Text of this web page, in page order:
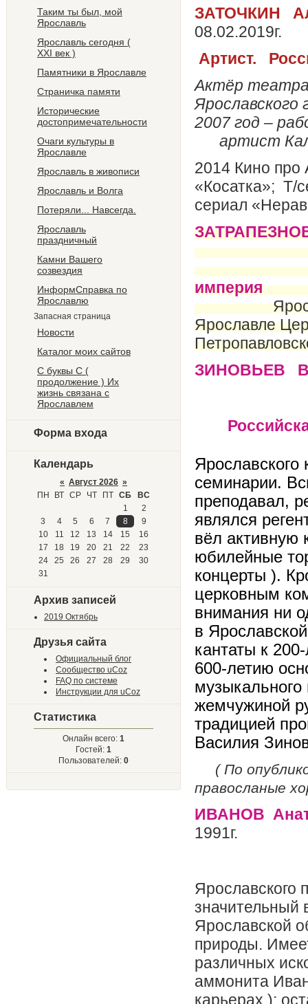
Таким ты был, мой
Ярославль
Ярославль сегодня (
ХХI век )
Памятники в Ярославле
Страничка памяти
Исторические
достопримечательности
Очаги культуры в
Ярославле
Ярославль в живописи
Ярославль и Волга
Потеряли... Навсегда.
Ярославль
праздничный
Камни Вашего
созвездия
ИнформСправка по
Ярославлю
Запасная страница
Новости
Каталог моих сайтов
С буквы С (
продолжение ) Их
жизнь связана с
Ярославлем
Форма входа
Календарь
« Август 2026 »
ПН
ВТ СР ЧТ ПТ СБ
ВС
1
2
3
4 5 6 7 8
9
10
11 12 13 14 15
16
17
18 19 20 21 22
23
24
25 26 27 28 29
30
31
Архив записей
2019 Октябрь
Друзья сайта
Официальный блог
Сообщество uCoz
FAQ по системе
Инструкции для uCoz
Статистика
Онлайн всего: 1
Гостей: 1
Пользователей: 0
ЗАТОЧКИН
08.02.2019г.
Артист.
Актёр театра
Ярославского
2007 год –
артист
2014 Кино
«Косатка»; Т/
сериал
империя
Ярославле
семинарии.
преподавал,
являлся
вёл активную
юбилейные
концерты ).
церковным
внимания ни
в
кантаты к
600-летию
жемчужиной
традицией
Василия
( По
правосланые
ИВАНОВ
1991г.
Ярославского
значительный
Ярославской
природы.
различных
аммонита
карьерах ):